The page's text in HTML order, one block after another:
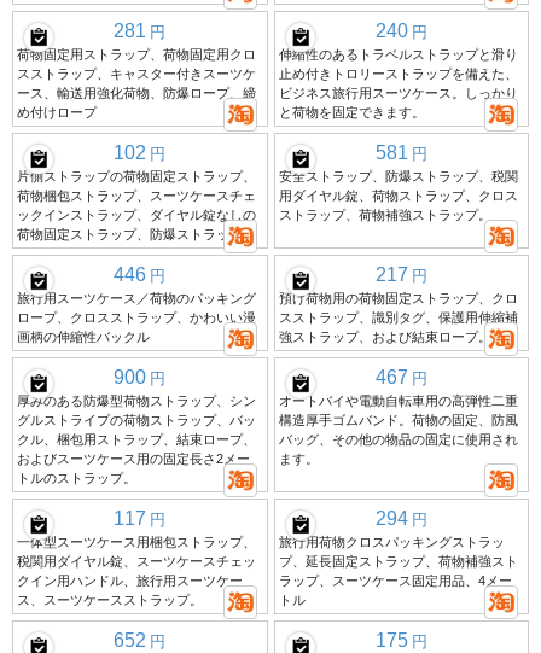
281 円
荷物固定用ストラップ、荷物固定用クロ
スストラップ、キャスター付きスーツケ
ース、輸送用強化荷物、防爆ロープ、締
め付けロープ
240 円
伸縮性のあるトラベルストラップと滑り
止め付きトロリーストラップを備えた、
ビジネス旅行用スーツケース。しっかり
と荷物を固定できます。
102 円
片側ストラップの荷物固定ストラップ、
荷物梱包ストラップ、スーツケースチェ
ックインストラップ、ダイヤル錠なしの
荷物固定ストラップ、防爆ストラップ
581 円
安全ストラップ、防爆ストラップ、税関
用ダイヤル錠、荷物ストラップ、クロス
ストラップ、荷物補強ストラップ。
446 円
旅行用スーツケース／荷物のパッキング
ロープ、クロスストラップ、かわいい漫
画柄の伸縮性バックル
217 円
預け荷物用の荷物固定ストラップ、クロ
スストラップ、識別タグ、保護用伸縮補
強ストラップ、および結束ロープ。
900 円
厚みのある防爆型荷物ストラップ、シン
グルストライプの荷物ストラップ、バッ
クル、梱包用ストラップ、結束ロープ、
およびスーツケース用の固定長さ2メー
トルのストラップ。
467 円
オートバイや電動自転車用の高弾性二重
構造厚手ゴムバンド。荷物の固定、防風
バッグ、その他の物品の固定に使用され
ます。
117 円
一体型スーツケース用梱包ストラップ、
税関用ダイヤル錠、スーツケースチェッ
クイン用ハンドル、旅行用スーツケー
ス、スーツケースストラップ。
294 円
旅行用荷物クロスパッキングストラッ
プ、延長固定ストラップ、荷物補強スト
ラップ、スーツケース固定用品、4メー
トル
652 円 175 円